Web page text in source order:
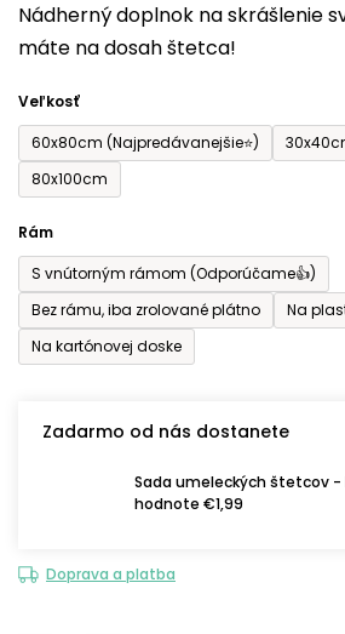
Nádherný doplnok na skrášlenie
máte na dosah štetca!
Veľkosť
60x80cm (Najpredávanejšie⭐)
80x100cm
Rám
S vnútorným rámom (Odporúčame👍)
Bez rámu, iba zrolované plátno
Na
Na kartónovej doske
Zadarmo od nás dostanete
Sada umeleckých štetcov -
hodnote €1,99
Doprava a platba